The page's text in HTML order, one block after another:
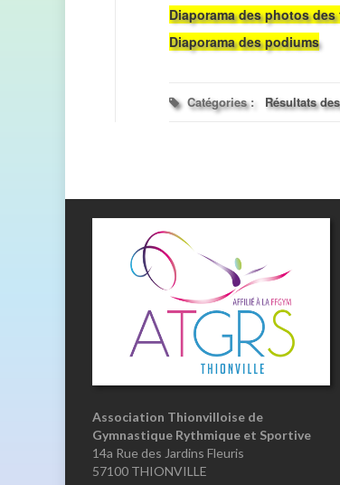
Diaporama des photos des
Diaporama des podiums
Catégories : Résultats
Association Thionvilloise de
Gymnastique Rythmique et Sportive
14a Rue des Jardins Fleuris
57100 THIONVILLE